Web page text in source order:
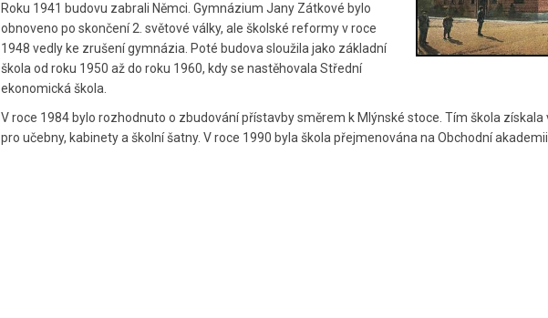
Roku 1941 budovu zabrali Němci. Gymnázium Jany Zátkové bylo
obnoveno po skončení 2. světové války, ale školské reformy v roce
1948 vedly ke zrušení gymnázia. Poté budova sloužila jako základní
škola od roku 1950 až do roku 1960, kdy se nastěhovala Střední
ekonomická škola.
V roce 1984 bylo rozhodnuto o zbudování přístavby směrem k Mlýnské stoce. Tím škola
pro učebny, kabinety a školní šatny. V roce 1990 byla škola přejmenována na Obchodní akademii.